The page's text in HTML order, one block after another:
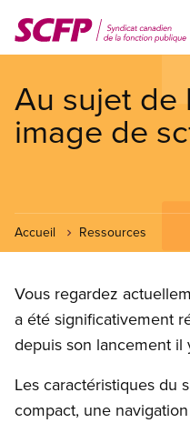
au
contenu
Au sujet de
image de
Accueil Ressources
Vous regardez
a été significativement
depuis son lancement il
Les caractéristiques du
compact, une